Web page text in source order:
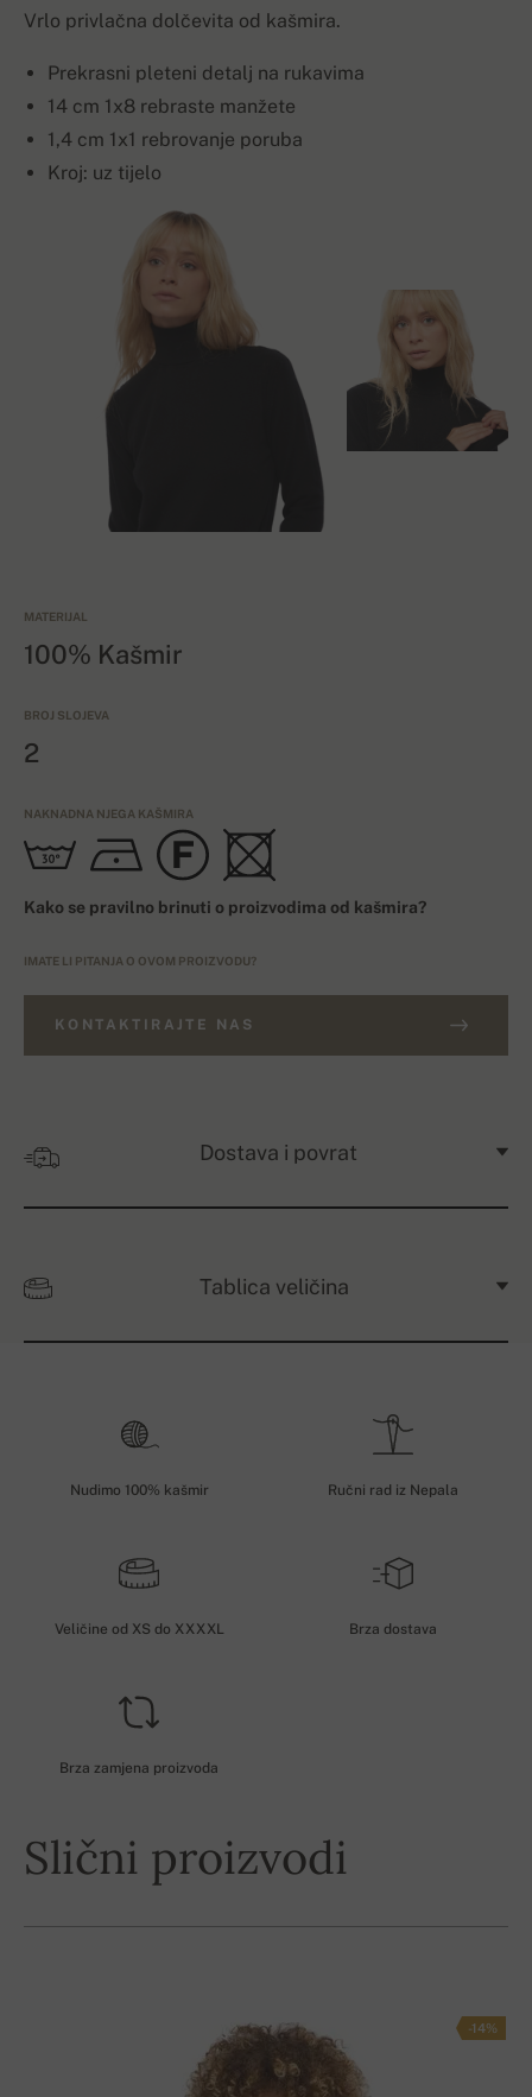
Vrlo privlačna dolčevita od kašmira.
Prekrasni pleteni detalj na rukavima
14 cm 1x8 rebraste manžete
1,4 cm 1x1 rebrovanje poruba
Kroj: uz tijelo
MATERIJAL
100% Kašmir
BROJ SLOJEVA
2
NAKNADNA NJEGA KAŠMIRA
Kako se pravilno brinuti o proizvodima od kašmira?
IMATE LI PITANJA O OVOM PROIZVODU?
KONTAKTIRAJTE NAS
Dostava i povrat
Tablica veličina
Nudimo 100% kašmir Ručni rad iz Nepala
Veličine od XS do XXXXL Brza dostava
Brza zamjena proizvoda
Slični proizvodi
-14%